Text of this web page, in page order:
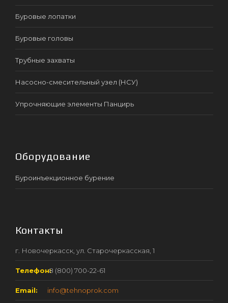
Буровые лопатки
Буровые головы
Трубные захваты
Насосно-смесительный узел (НСУ)
Упрочняющие элементы Панцирь
Оборудование
Буроинъекционное бурение
Контакты
г. Новочеркасск, ул. Старочеркасская, 1
Телефон:8 (800) 700-22-61
Email: info@tehnoprok.com